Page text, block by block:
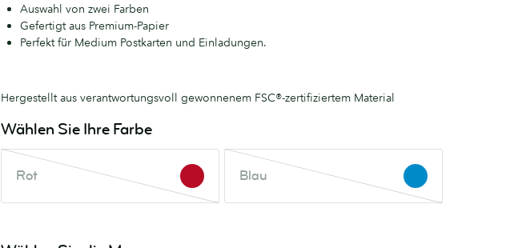
Auswahl von zwei Farben
Gefertigt aus Premium-Papier
Perfekt für Medium Postkarten und Einladungen.
Hergestellt aus verantwortungsvoll gewonnenem FSC®-zertifiziertem Material
Wählen Sie Ihre Farbe
Rot
Rot
Diese
Blau
Blau
Diese